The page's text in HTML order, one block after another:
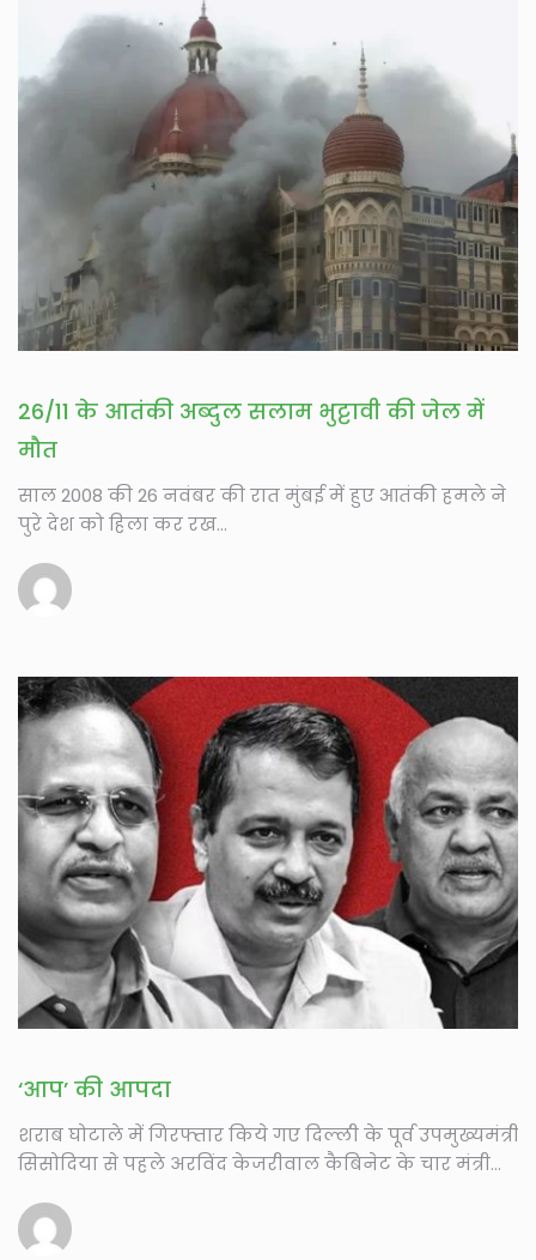
26/11 के आतंकी अब्दुल सलाम भुट्टावी की जेल में
मौत
साल 2008 की 26 नवंबर की रात मुंबई में हुए आतंकी हमले ने
पुरे देश को हिला कर रख...
‘आप’ की आपदा
शराब घोटाले में गिरफ्तार किये गए दिल्ली के पूर्व उपमुख्यमंत्री
सिसोदिया से पहले अरविंद केजरीवाल कैबिनेट के चार मंत्री